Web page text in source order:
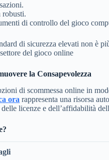
di controllo del gioco
di sicurezza elevati non è
del gioco online
la Consapevolezza
di scommessa online in
ora rappresenta una risorsa
licenze e dell’affidabilità